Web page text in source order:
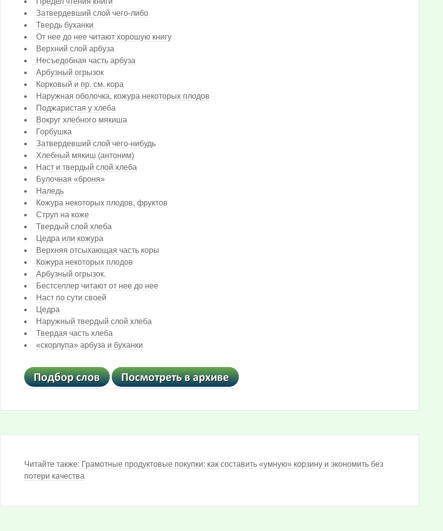
Затвердевший слой чего-либо
Твердь буханки
От нее до нее читают хорошую книгу
Верхний слой арбуза
Несъедобная часть арбуза
Арбузный огрызок
Корковый и пр. см. кора
Наружная оболочка, кожура некоторых плодов
Поджаристая у хлеба
Вокруг хлебного мякиша
Горбушка
Затвердевший слой чего-нибудь
Хлебный мякиш (антоним)
Наст и твердый слой хлеба
Булочная «броня»
Наледь
Кожура некоторых плодов, фруктов
Струп на коже
Твердый слой хлеба
Цедра или кожура
Верхняя отсыхающая часть коры
Кожура некоторых плодов
Арбузный огрызок.
Бестселлер читают от нее до нее
Наст по сути своей
Цедра
Наружный твердый слой хлеба
Твердая часть хлеба
«скорлупа» арбуза и буханки
Читайте также: Грамотные продуктовые покупки: как составить «умную» корзину и экономить без
потери качества